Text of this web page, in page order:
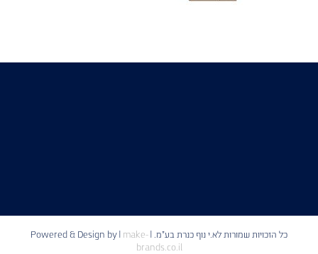
כל הזכויות שמורות לא.י נוף כנרת בע"מ. | Powered & Design by | make-
brands.co.il